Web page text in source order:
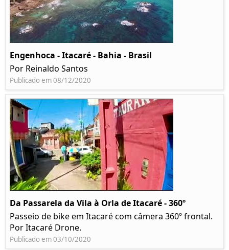
Engenhoca - Itacaré - Bahia - Brasil
Por Reinaldo Santos
Publicado em 08/12/2020
Da Passarela da Vila à Orla de Itacaré - 360º
Passeio de bike em Itacaré com câmera 360º frontal.
Por Itacaré Drone.
Publicado em 03/10/2020